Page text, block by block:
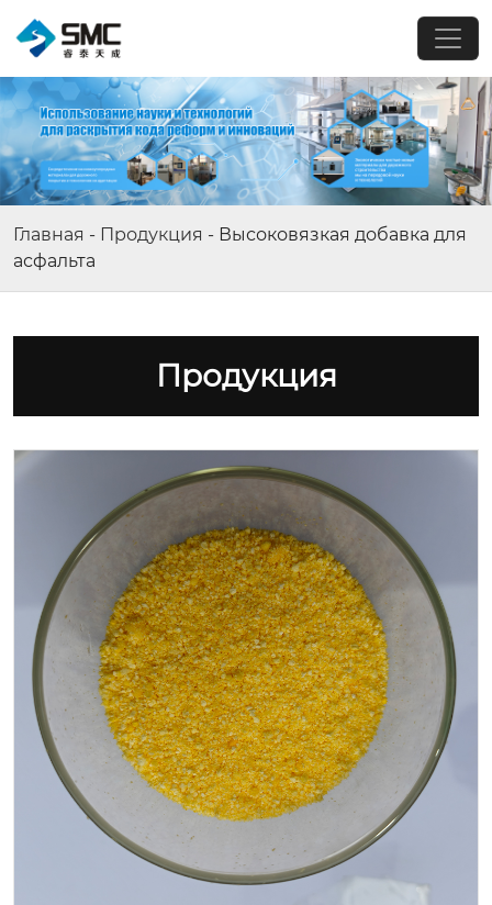
Главная - Продукция - Высоковязкая добавка для
асфальта
Продукция